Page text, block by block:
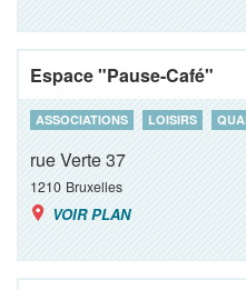
Espace "Pause-Café"
ASSOCIATIONS LOISIRS
rue Verte 37
1210 Bruxelles
VOIR PLAN